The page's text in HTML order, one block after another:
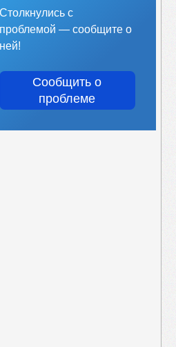
Столкнулись с
проблемой — сообщите о
ней!
Сообщить о
проблеме